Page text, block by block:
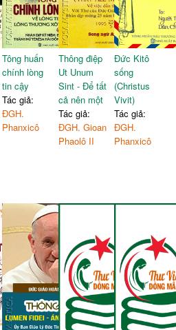
Tông huấn
chính lòng
tin cậy
Tác giả:
ĐGH.
Phanxicô
Thông điệp
Ut Unum
Sint - Để tất
cả nên một
Tác giả:
ĐGH. Gioan
Phaolô II
Đức Kitô
sống
(Christus
Vivit)
Tác giả:
ĐGH.
Phanxicô